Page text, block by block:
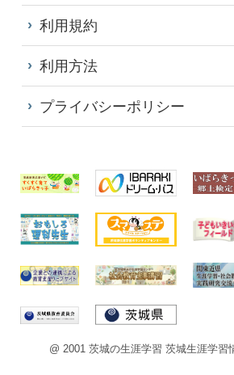
利用規約
利用方法
プライバシーポリシー
@ 2001 茨城の生涯学習 茨城生涯学習